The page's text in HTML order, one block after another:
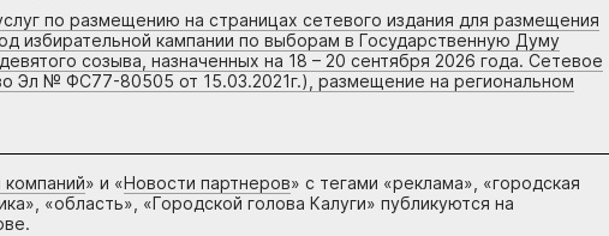
по размещению на страницах сетевого издания для размещения
избирательной кампании по выборам в Государственную Думу
созыва, назначенных на 18 – 20 сентября 2026 года. Сетевое
Эл № ФС77-80505 от 15.03.2021г.), размещение на региональном
» и «Новости партнеров» с тегами «реклама», «городская
«область», «Городской голова Калуги» публикуются на